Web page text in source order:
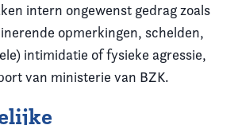
intern ongewenst gedrag zoals
opmerkingen, schelden,
intimidatie of fysieke agressie,
van ministerie van BZK.